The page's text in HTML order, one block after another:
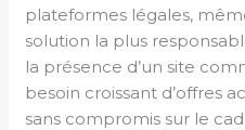
plateformes légales,
solution la plus
la présence d’un site
besoin croissant d’offres
sans compromis sur le